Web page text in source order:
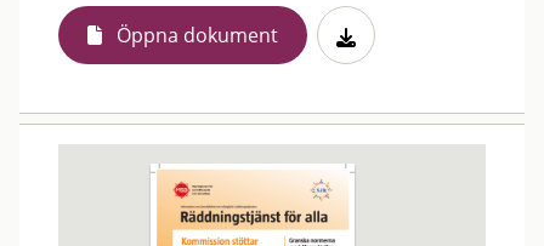
Öppna dokument